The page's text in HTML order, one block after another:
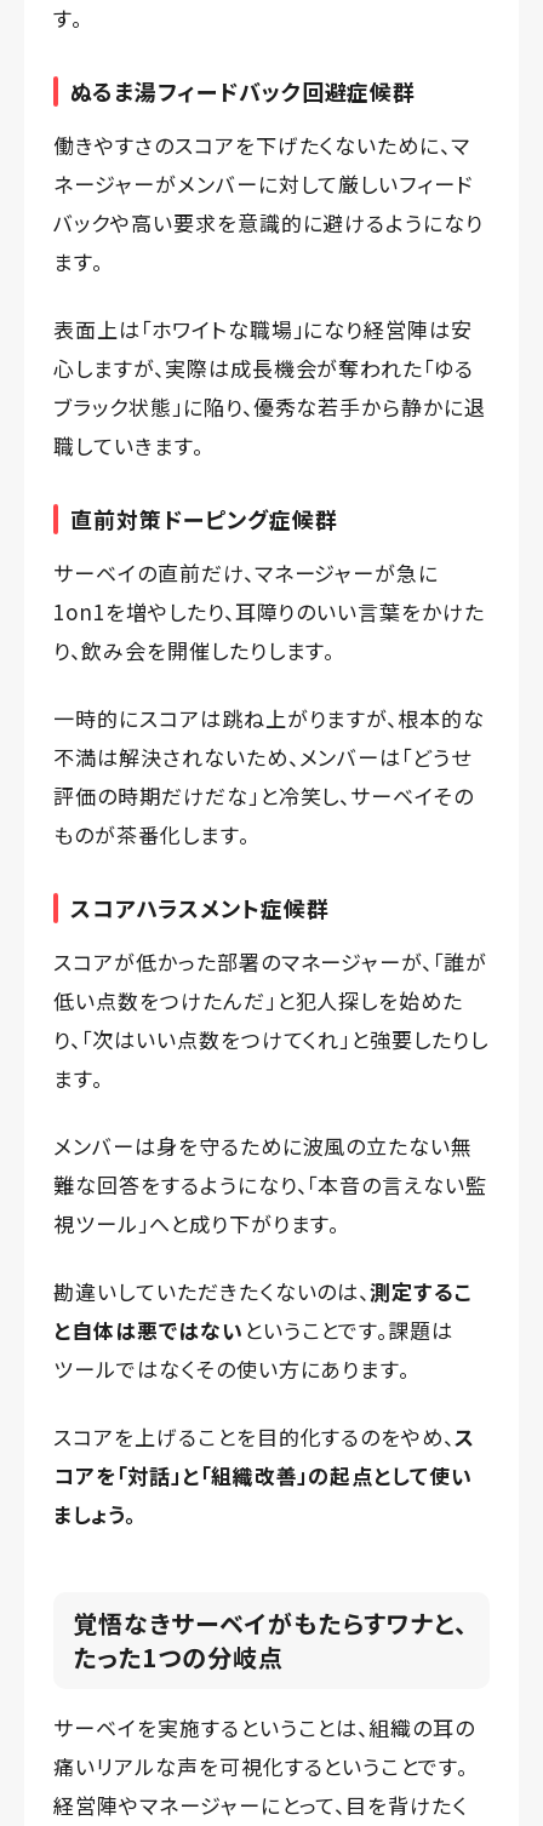
す。
ぬるま湯フィードバック回避症候群
働きやすさのスコアを下げたくないために、マ
ネージャーがメンバーに対して厳しいフィード
バックや高い要求を意識的に避けるようになり
ます。
表面上は「ホワイトな職場」になり経営陣は安
心しますが、実際は成長機会が奪われた「ゆる
ブラック状態」に陥り、優秀な若手から静かに退
職していきます。
直前対策ドーピング症候群
サーベイの直前だけ、マネージャーが急に
1on1を増やしたり、耳障りのいい言葉をかけた
り、飲み会を開催したりします。
一時的にスコアは跳ね上がりますが、根本的な
不満は解決されないため、メンバーは「どうせ
評価の時期だけだな」と冷笑し、サーベイその
ものが茶番化します。
スコアハラスメント症候群
スコアが低かった部署のマネージャーが、「誰が
低い点数をつけたんだ」と犯人探しを始めた
り、「次はいい点数をつけてくれ」と強要したりし
ます。
メンバーは身を守るために波風の立たない無
難な回答をするようになり、「本音の言えない監
視ツール」へと成り下がります。
勘違いしていただきたくないのは、測定するこ
と自体は悪ではない ということです。課題は
ツールではなくその使い方にあります。
スコアを上げることを目的化するのをやめ、 ス
コアを「対話」と「組織改善」の起点として使い
ましょう。
覚悟なきサーベイがもたらすワナと、
たった1つの分岐点
サーベイを実施するということは、組織の耳の
痛いリアルな声を可視化するということです。
経営陣やマネージャーにとって、目を背けたく